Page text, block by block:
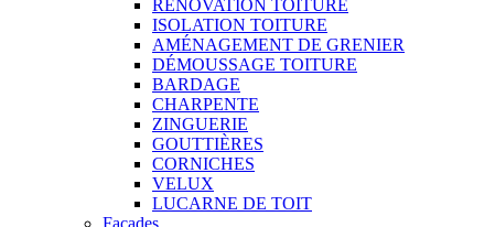
RÉNOVATION TOITURE
ISOLATION TOITURE
AMÉNAGEMENT DE GRENIER
DÉMOUSSAGE TOITURE
BARDAGE
CHARPENTE
ZINGUERIE
GOUTTIÈRES
CORNICHES
VELUX
LUCARNE DE TOIT
Façades